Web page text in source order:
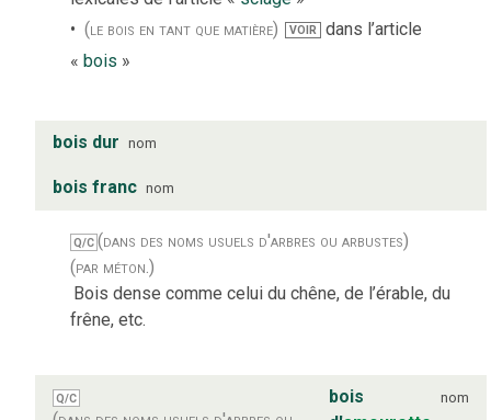
(le bois en tant que matière)
VOIR dans l’article
« bois »
bois dur nom
bois franc nom
Q/C (dans des noms usuels d'arbres ou arbustes)
(par méton.)
Bois dense comme celui du chêne, de l’érable, du
frêne, etc.
Q/C
bois
nom